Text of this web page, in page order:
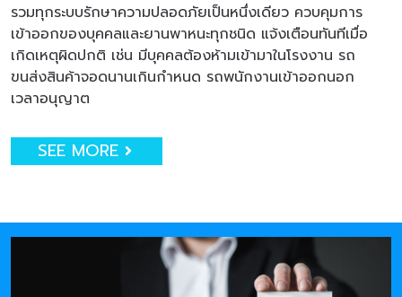
รวมทุกระบบรักษาความปลอดภัยเป็นหนึ่งเดียว ควบคุมการ
เข้าออกของบุคคลและยานพาหนะทุกชนิด แจ้งเตือนทันทีเมื่อ
เกิดเหตุผิดปกติ เช่น มีบุคคลต้องห้ามเข้ามาในโรงงาน รถ
ขนส่งสินค้าจอดนานเกินกำหนด รถพนักงานเข้าออกนอก
เวลาอนุญาต
SEE MORE